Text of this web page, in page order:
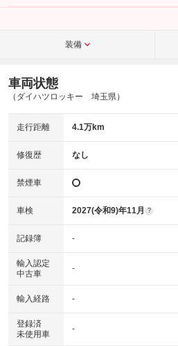
こちら
装備
車両状態
（ダイハツロッキー 埼玉県）
走行距離 4.1万km
修復歴 なし
禁煙車
車検 2027(令和9)年11月 ?
記録簿 -
輸入認定
中古車
-
輸入経路 -
登録済
未使用車
-